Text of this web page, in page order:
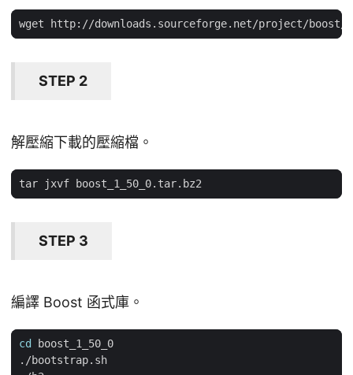
STEP 2
解壓縮下載的壓縮檔。
STEP 3
編譯 Boost 函式庫。
cd